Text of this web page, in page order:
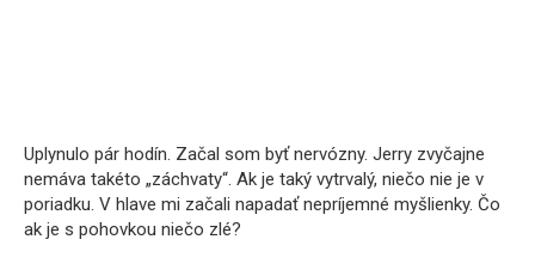
Uplynulo pár hodín. Začal som byť nervózny. Jerry zvyčajne
nemáva takéto „záchvaty“. Ak je taký vytrvalý, niečo nie je v
poriadku. V hlave mi začali napadať nepríjemné myšlienky. Čo
ak je s pohovkou niečo zlé?